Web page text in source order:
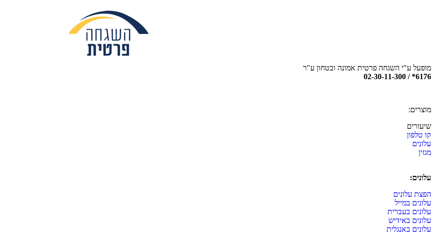
מופעל ע"י השגחה פרטית אמונה ובטחון ע"ר
6176* / 02-30-11-300
מוצרים:
שיעורים
קו טלפון
עלונים
מגזין
עלונים:
הפצת עלונים
עלונים במייל
עלונים בעברית
עלונים באידיש
עלונים באנגלית